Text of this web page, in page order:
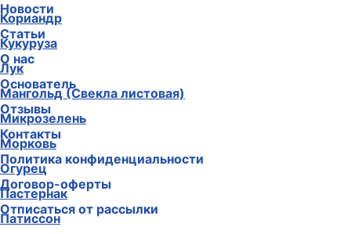
Кориандр
Кукуруза
Лук
Мангольд (Свекла листовая)
Микрозелень
Морковь
Огурец
Пастернак
Патиссон
Новости
Статьи
О нас
Основатель
Отзывы
Контакты
Политика конфиденциальности
Договор-оферты
Отписаться от рассылки